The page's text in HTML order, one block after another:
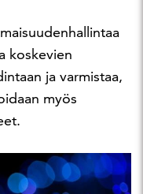
koskevien
ja varmistaa,
myös